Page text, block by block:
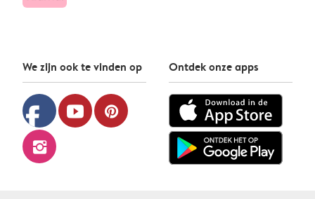
We zijn ook te vinden op
facebook youtube pinterest
instagram
Ontdek onze apps